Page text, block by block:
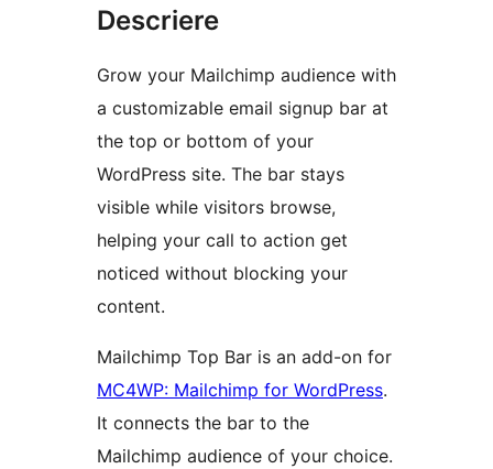
Descriere
Grow your Mailchimp audience with
a customizable email signup bar at
the top or bottom of your
WordPress site. The bar stays
visible while visitors browse,
helping your call to action get
noticed without blocking your
content.
Mailchimp Top Bar is an add-on for
MC4WP: Mailchimp for WordPress.
It connects the bar to the
Mailchimp audience of your choice.